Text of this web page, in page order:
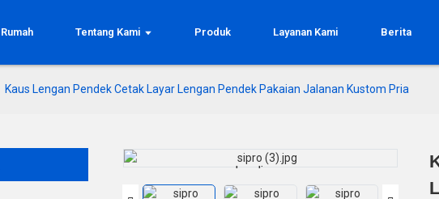
Rumah Tentang Kami Produk Layanan Kami Berita
Kaus Lengan Pendek Cetak Layar Lengan Pendek Pakaian Jalanan Kustom Pria
Loading...
Loading...